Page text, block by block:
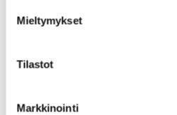
Mieltymykset
Tilastot
Markkinointi